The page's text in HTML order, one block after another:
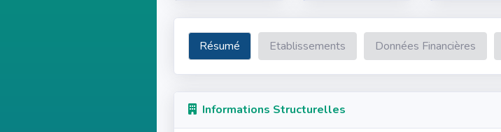
Résumé Etablissements Données Financières
Informations Structurelles